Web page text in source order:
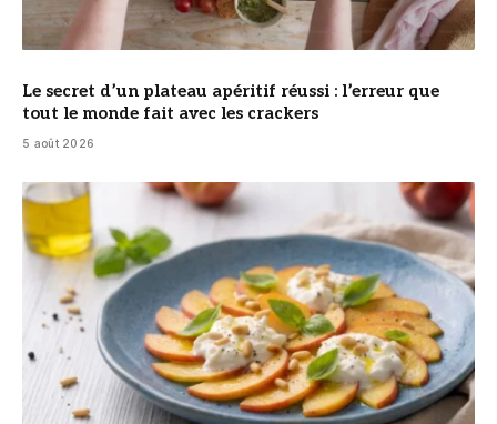
Le secret d’un plateau apéritif réussi : l’erreur que
tout le monde fait avec les crackers
5 août 2026
© DR